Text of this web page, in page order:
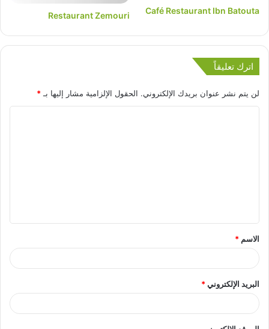
Café Restaurant Ibn Batouta
Restaurant Zemouri
اترك تعليقاً
لن يتم نشر عنوان بريدك الإلكتروني. الحقول الإلزامية مشار إليها بـ *
الاسم *
البريد الإلكتروني*